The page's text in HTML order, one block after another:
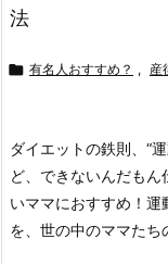
法
 有名人おすすめ？ , 産
ダイエットの鉄則、“
ど、できないんだも
いママにおすすめ！運
を、世の中のママた